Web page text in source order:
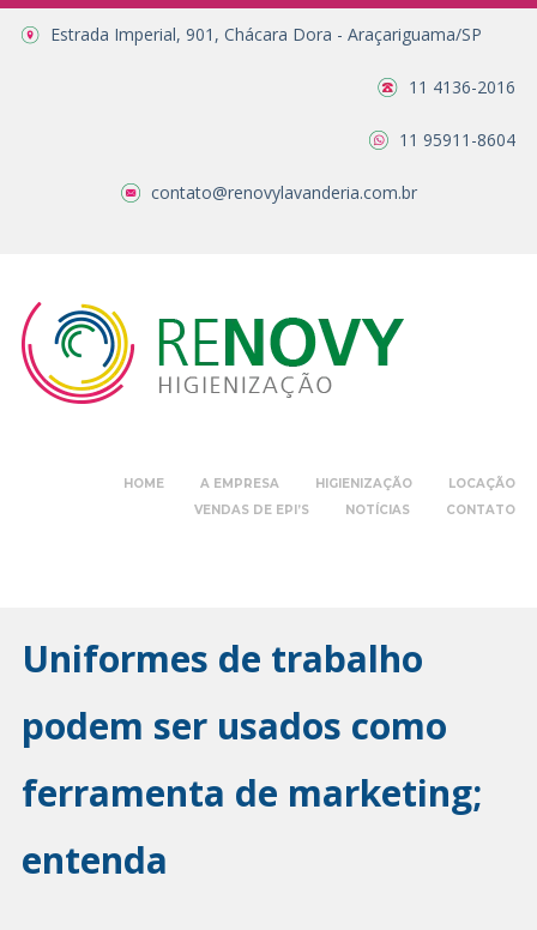
Estrada Imperial, 901, Chácara Dora - Araçariguama/SP
11 4136-2016
11 95911-8604
contato@renovylavanderia.com.br
HOME A EMPRESA HIGIENIZAÇÃO
LOCAÇÃO
VENDAS DE EPI’S
NOTÍCIAS CONTATO
Uniformes de trabalho
podem ser usados como
ferramenta de marketing;
entenda